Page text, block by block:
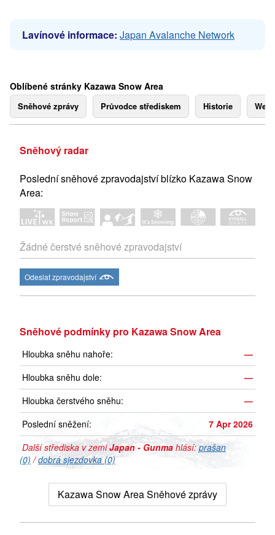
Lavínové informace: Japan Avalanche Network
Oblíbené stránky Kazawa Snow Area
Sněhové zprávy Průvodce střediskem Historie
Sněhový radar
Poslední sněhové zpravodajství blízko Kazawa Snow
Area:
Žádné čerstvé sněhové zpravodajství
Odeslat zpravodajství
Sněhové podmínky pro Kazawa Snow Area
Hloubka sněhu nahoře:
—
Hloubka sněhu dole:
—
Hloubka čerstvého sněhu:
—
Poslední sněžení:
7 Apr 2026
Další střediska v zemiJapan - Gunma hlásí: prašan
(0) /dobrá sjezdovka (0)
Kazawa Snow Area Sněhové zprávy